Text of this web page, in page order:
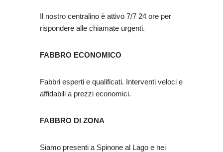
Il nostro centralino è attivo 7/7 24 ore per
rispondere alle chiamate urgenti.
FABBRO ECONOMICO
Fabbri esperti e qualificati. Interventi veloci e
affidabili a prezzi economici.
FABBRO DI ZONA
Siamo presenti a Spinone al Lago e nei